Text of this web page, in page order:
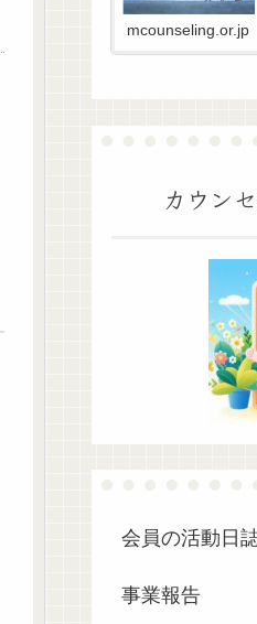
mcounseling.or.jp
カウン
会員の活動日
事業報告